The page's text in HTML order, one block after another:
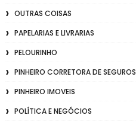
OUTRAS COISAS
PAPELARIAS E LIVRARIAS
PELOURINHO
PINHEIRO CORRETORA DE SEGUROS
PINHEIRO IMOVEIS
POLÍTICA E NEGÓCIOS